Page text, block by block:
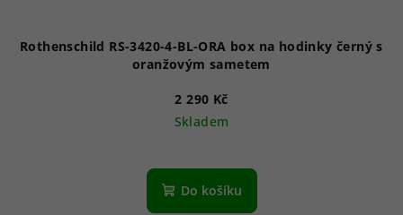
Rothenschild RS-3420-4-BL-ORA box na hodinky černý s
oranžovým sametem
2 290 Kč
Skladem
Do košíku